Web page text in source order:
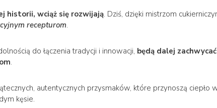
historii, wciąż się rozwijają. Dziś, dzięki mistrzom
recepturom.
do łączenia tradycji i innowacji, będą dalej
.
autentycznych przysmaków, które przynoszą ciepło
kęsie.